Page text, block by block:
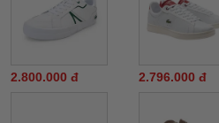
2.800.000 đ 2.796.000 đ